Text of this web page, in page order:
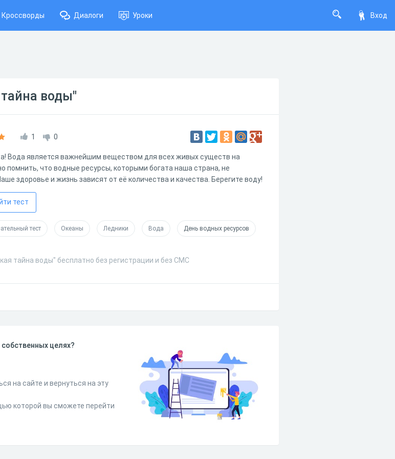
Вход
Кроссворды Диалоги Уроки
воды"
1 0
Вода является важнейшим веществом для всех живых существ на
помнить, что водные ресурсы, которыми богата наша страна, не
здоровье и жизнь зависят от её количества и качества. Берегите воду!
тест
тест Океаны Ледники Вода День водных ресурсов
тайна воды" бесплатно без регистрации и без СМС
целях?
на сайте и вернуться на эту
которой вы сможете перейти